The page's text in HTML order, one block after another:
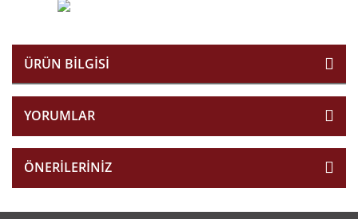
ÜRÜN BILGISI
YORUMLAR
ÖNERILERINIZ